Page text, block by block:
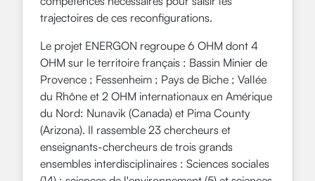
trajectoires de ces reconfigurations.
Le projet ENERGON regroupe 6 OHM dont 4
OHM sur le territoire français : Bassin Minier de
Provence ; Fessenheim ; Pays de Biche ; Vallée
du Rhône et 2 OHM internationaux en Amérique
du Nord: Nunavik (Canada) et Pima County
(Arizona). Il rassemble 23 chercheurs et
enseignants-chercheurs de trois grands
ensembles interdisciplinaires : Sciences sociales